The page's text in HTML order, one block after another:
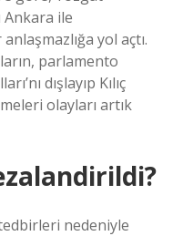
ile
yol açtı.
parlamento
dışlayıp Kılıç
olayları artık
nedeniyle